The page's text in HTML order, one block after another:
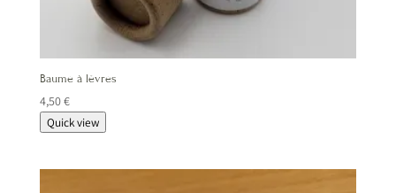
Baume à lèvres
4,50€
Quick view